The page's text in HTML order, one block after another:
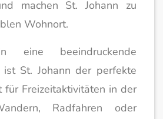
machen St. Johann zu
Wohnort.
eine beeindruckende
ist St. Johann der perfekte
für Freizeitaktivitäten in der
Radfahren oder